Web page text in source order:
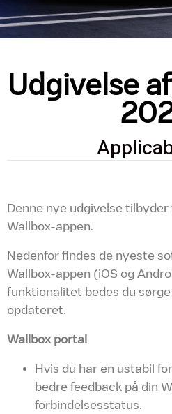
Udgivelse
Denne nye udgivelse
Wallbox-appen.
Nedenfor findes de nyeste
Wallbox-appen (iOS og
funktionalitet bedes du
opdateret.
Wallbox portal
Hvis du har en ustabil
bedre feedback på din
forbindelsesstatus.